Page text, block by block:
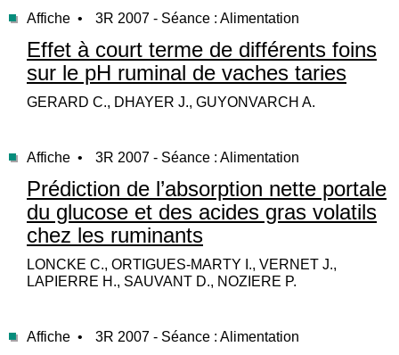
Affiche • 3R 2007 - Séance : Alimentation
Effet à court terme de différents foins
sur le pH ruminal de vaches taries
GERARD C., DHAYER J., GUYONVARCH A.
Affiche • 3R 2007 - Séance : Alimentation
Prédiction de l’absorption nette portale
du glucose et des acides gras volatils
chez les ruminants
LONCKE C., ORTIGUES-MARTY I., VERNET J.,
LAPIERRE H., SAUVANT D., NOZIERE P.
Affiche • 3R 2007 - Séance : Alimentation